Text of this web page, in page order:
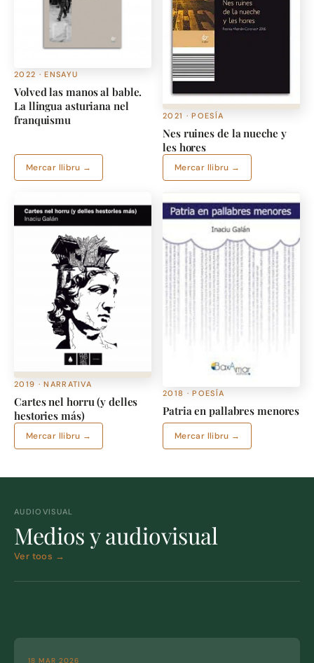
2022 · ENSAYU
Volved las manos al bable.
La llingua asturiana nel
franquismu
Mercar llibru →
2021 · POESÍA
Nes ruines de la nueche y
les hores
Mercar llibru →
2019 · NARRATIVA
Cartes nel horru (y delles
hestories más)
Mercar llibru →
2018 · POESÍA
Patria en pallabres menores
Mercar llibru →
AUDIOVISUAL
Medios y audiovisual
Ver toos →
18 MAR 2026